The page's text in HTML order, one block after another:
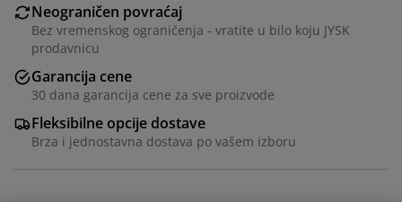
Neograničen povraćaj
Bez vremenskog ograničenja - vratite u bilo koju JYSK
prodavnicu
Garancija cene
30 dana garancija cene za sve proizvode
Fleksibilne opcije dostave
Brza i jednostavna dostava po vašem izboru